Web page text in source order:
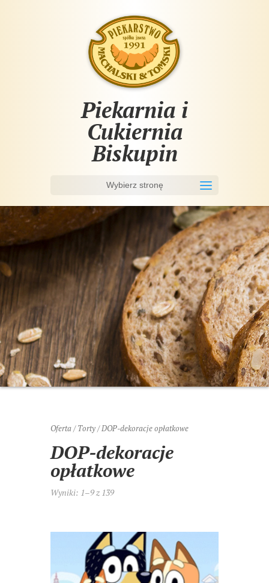
Piekarnia i
Cukiernia
Biskupin
Wybierz stronę
Oferta/Torty/ DOP-dekoracje opłatkowe
DOP-dekoracje
opłatkowe
Wyniki: 1–9 z 139